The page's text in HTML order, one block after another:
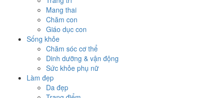
Mang thai
Chăm con
Giáo dục con
Sống khỏe
Chăm sóc cơ thể
Dinh dưỡng & vận động
Sức khỏe phụ nữ
Làm đẹp
Da đẹp